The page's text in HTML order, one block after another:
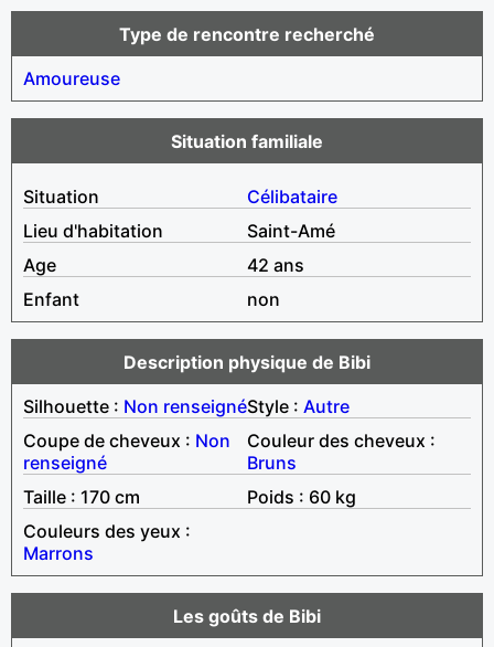
Type de rencontre recherché
Amoureuse
Situation familiale
Situation
Célibataire
Lieu d'habitation
Saint-Amé
Age
42 ans
Enfant
non
Description physique de Bibi
Silhouette : Non renseignéStyle : Autre
Coupe de cheveux : Non
renseigné
Couleur des cheveux :
Bruns
Taille : 170 cm
Poids : 60 kg
Couleurs des yeux :
Marrons
Les goûts de Bibi